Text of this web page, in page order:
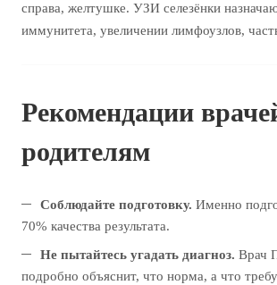
справа, желтушке. УЗИ селезёнки
иммунитета, увеличении лимфоузлов,
Рекомендации
родителям
Соблюдайте подготовку. Именно
70% качества результата.
Не пытайтесь угадать диагноз. Врач
подробно объяснит, что норма, а что